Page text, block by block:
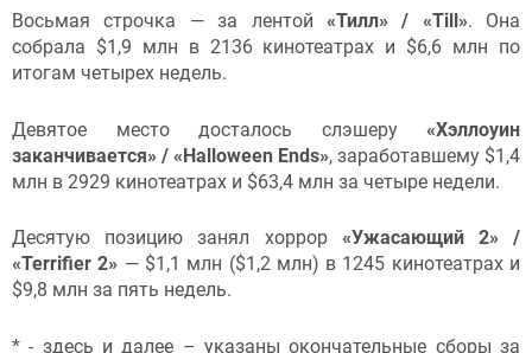
Восьмая строчка — за лентой «Тилл» / «Till». Она
собрала $1,9 млн в 2136 кинотеатрах и $6,6 млн по
итогам четырех недель.
Девятое место досталось слэшеру «Хэллоуин
заканчивается» / «Halloween Ends», заработавшему $1,4
млн в 2929 кинотеатрах и $63,4 млн за четыре недели.
Десятую позицию занял хоррор «Ужасающий 2» /
«Terrifier 2» — $1,1 млн ($1,2 млн) в 1245 кинотеатрах и
$9,8 млн за пять недель.
* - здесь и далее – указаны окончательные сборы за